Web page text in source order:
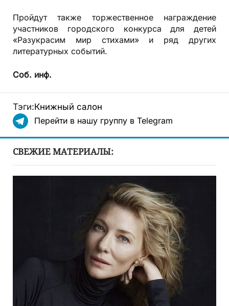
Пройдут также торжественное награждение
участников городского конкурса для детей
«Разукрасим мир стихами» и ряд других
литературных событий.
Соб. инф.
Тэги:Книжный салон
Перейти в нашу группу в Telegram
СВЕЖИЕ МАТЕРИАЛЫ: